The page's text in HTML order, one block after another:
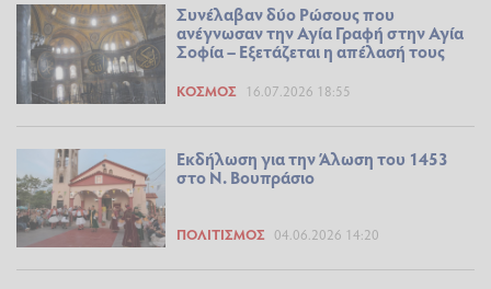
Συνέλαβαν δύο Ρώσους που
ανέγνωσαν την Αγία Γραφή στην Αγία
Σοφία – Εξετάζεται η απέλασή τους
ΚΌΣΜΟΣ 16.07.2026 18:55
Εκδήλωση για την Άλωση του 1453
στο Ν. Βουπράσιο
ΠΟΛΙΤΙΣΜΌΣ 04.06.2026 14:20